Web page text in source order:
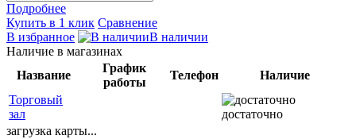
Подробнее
Купить в 1 клик Сравнение
В избранное
В наличии
Наличие в магазинах
Название
График
работы
Телефон
Наличие
Торговый
зал
достаточно
загрузка карты...